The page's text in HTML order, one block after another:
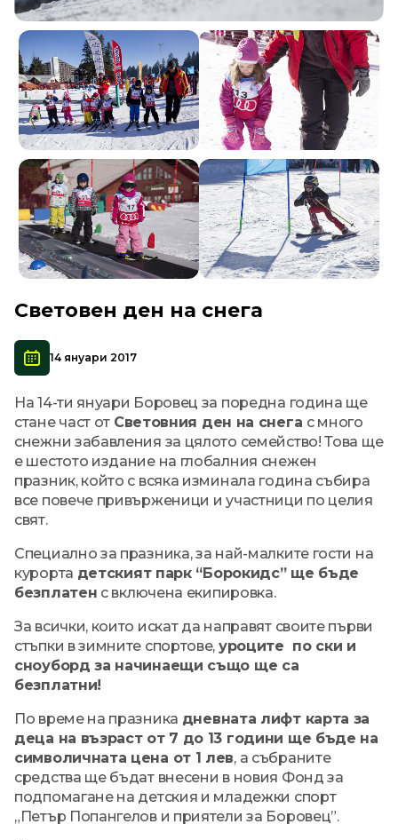
Световен ден на снега
14 януари 2017
На 14-ти януари Боровец за поредна година ще
стане част от Световния ден на снега с много
снежни забавления за цялото семейство! Това ще
е шестото издание на глобалния снежен
празник, който с всяка изминала година събира
все повече привърженици и участници по целия
свят.
Специално за празника, за най-малките гости на
курорта детският парк “Борокидс” ще бъде
безплатен с включена екипировка.
За всички, които искат да направят своите първи
стъпки в зимните спортове, уроците по ски и
сноуборд за начинаещи също ще са
безплатни!
По време на празника дневната лифт карта за
деца на възраст от 7 до 13 години ще бъде на
символичната цена от 1 лев, а събраните
средства ще бъдат внесени в новия Фонд за
подпомагане на детския и младежки спорт
„Петър Попангелов и приятели за Боровец”.